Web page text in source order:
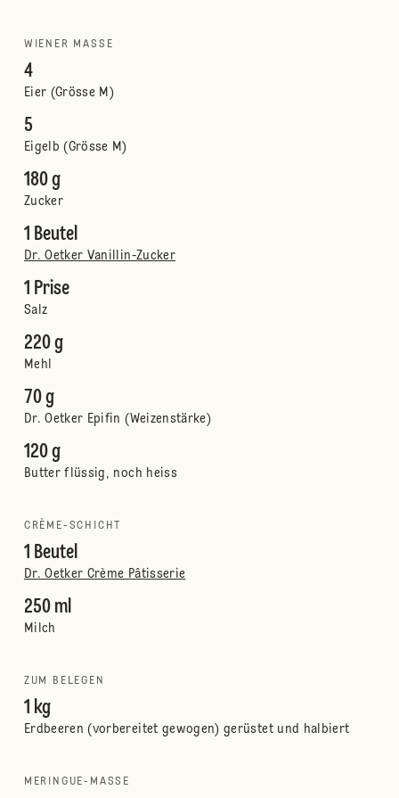
WIENER MASSE
4
Eier (Grösse M)
5
Eigelb (Grösse M)
180 g
Zucker
1 Beutel
Dr. Oetker Vanillin-Zucker
1 Prise
Salz
220 g
Mehl
70 g
Dr. Oetker Epifin (Weizenstärke)
120 g
Butter flüssig, noch heiss
CRÈME-SCHICHT
1 Beutel
Dr. Oetker Crème Pâtisserie
250 ml
Milch
ZUM BELEGEN
1 kg
Erdbeeren (vorbereitet gewogen) gerüstet und halbiert
MERINGUE-MASSE